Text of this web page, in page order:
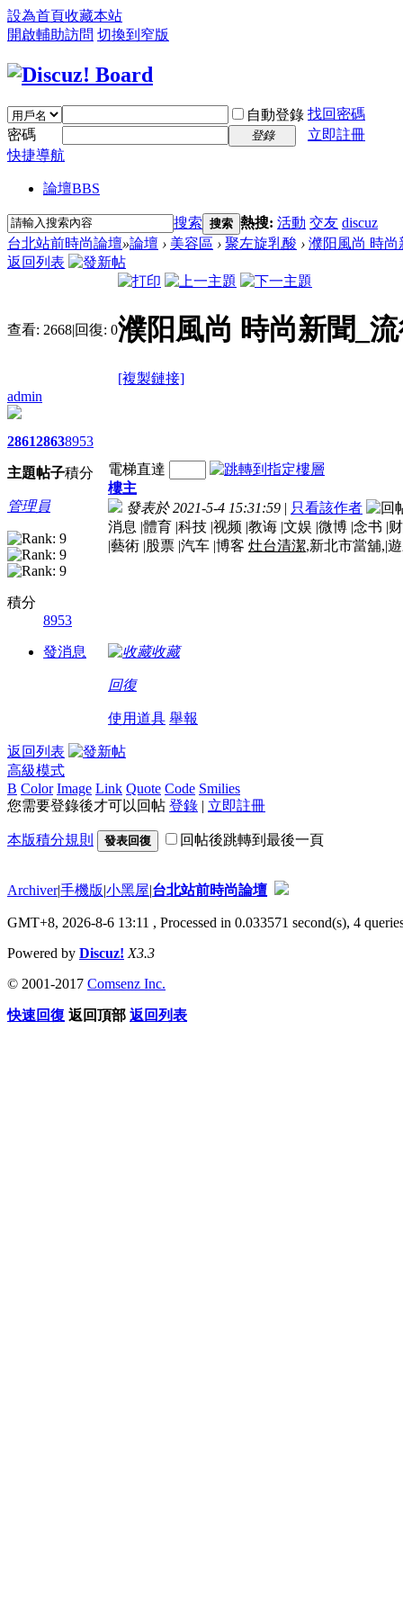
設為首頁收藏本站
開啟輔助訪問 切換到窄版
自動登錄 找回密碼
密碼
登錄
立即註冊
快捷導航
論壇BBS
搜索 搜索 熱搜: 活動 交友 discuz
台北站前時尚論壇»論壇 › 美容區 › 聚左旋乳酸 › 濮阳風尚 時尚
返回列表
查看: 2668|回復: 0濮阳風尚 時尚新聞_
[複製鏈接]
admin
2861
主題
2863
帖子
8953
積分
管理員
積分
8953
發消息
電梯直達
樓主
發表於 2021-5-4 15:31:59 | 只看該作者
消息 |體育 |科技 |视频 |教诲 |文娱 |微博 |念书 |
|藝術 |股票 |汽车 |博客 灶台清潔,新北市當舖,|
收藏
回復
使用道具 舉報
返回列表
高級模式
B Color Image Link Quote Code Smilies
您需要登錄後才可以回帖 登錄 | 立即註冊
本版積分規則 發表回復 回帖後跳轉到最後一頁
Archiver|手機版|小黑屋|台北站前時尚論壇
GMT+8, 2026-8-6 13:11 , Processed in 0.033571 second(s), 4
Powered by Discuz! X3.3
© 2001-2017 Comsenz Inc.
快速回復 返回頂部 返回列表